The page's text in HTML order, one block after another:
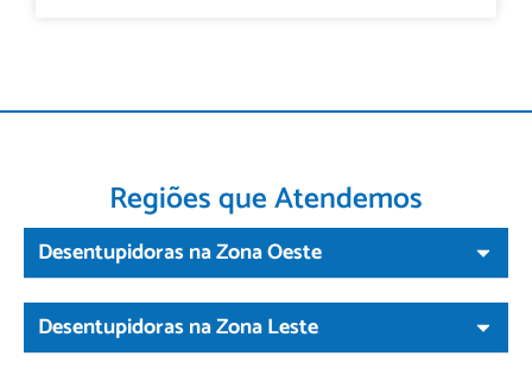
Regiões que Atendemos
Desentupidoras na Zona Oeste
Desentupidoras na Zona Leste